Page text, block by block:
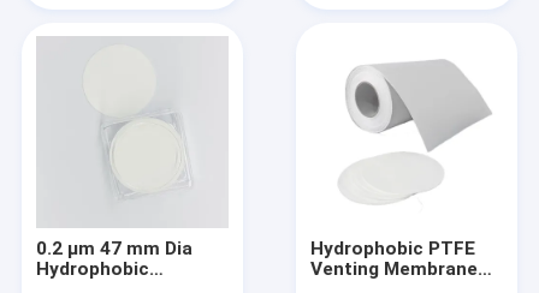
Video
Về chúng tôi
Tham quan nhà máy
0.2 μm 47 mm Dia
Hydrophobic
Hydrophobic PTFE
Venting Membrane